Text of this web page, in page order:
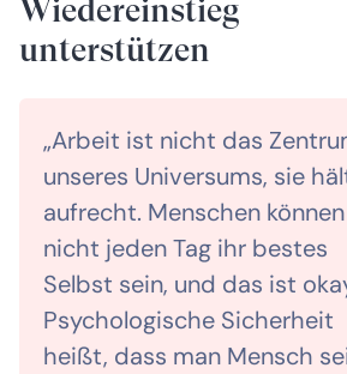
Wiedereinstieg
unterstützen
„Arbeit ist nicht das
unseres Universums, sie
aufrecht. Menschen können
nicht jeden Tag ihr bestes
Selbst sein, und das ist
Psychologische Sicherheit
heißt, dass man Mensch